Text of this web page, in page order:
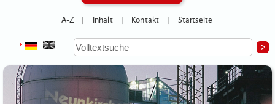
A-Z Inhalt Kontakt Startseite